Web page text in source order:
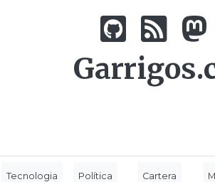
Tecnologia Política Cartera